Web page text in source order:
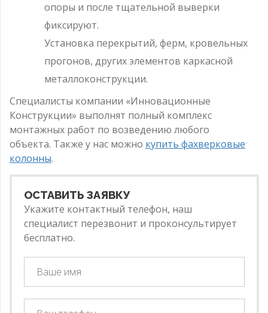
опоры и после тщательной выверки
фиксируют.
Установка перекрытий, ферм, кровельных
прогонов, других элементов каркасной
металлоконструкции.
Специалисты компании «Инновационные
Конструкции» выполнят полный комплекс
монтажных работ по возведению любого
объекта. Также у нас можно купить фахверковые
колонны.
ОСТАВИТЬ ЗАЯВКУ
Укажите контактный телефон, наш
специалист перезвонит и проконсультирует
бесплатно.